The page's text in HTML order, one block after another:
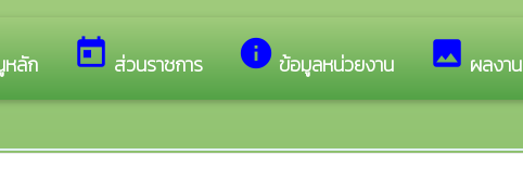
หลัก today ส่วนราชการ info ข้อมูลหน่วยงาน image ผลงาน
บสู่เว็บไซต์ของ เทศบาลตำบลทับมา